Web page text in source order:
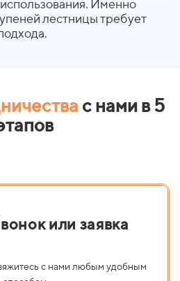
Именно
лестницы требует
с нами в 5
или заявка
с нами любым удобным